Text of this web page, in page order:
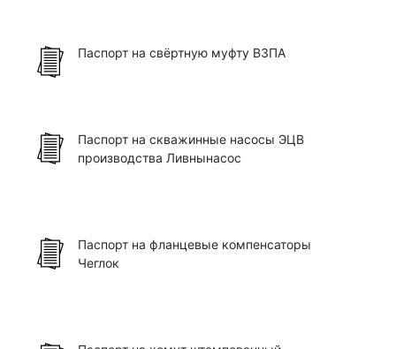
Паспорт на свёртную муфту ВЗПА
Паспорт на скважинные насосы ЭЦВ
производства Ливнынасос
Паспорт на фланцевые компенсаторы
Чеглок